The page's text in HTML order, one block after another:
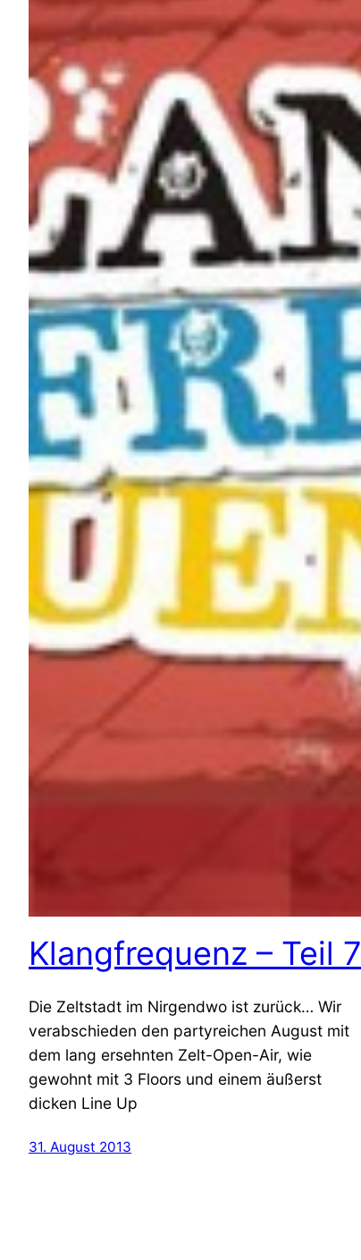
Klangfrequenz – Teil 7
Die Zeltstadt im Nirgendwo ist zurück… Wir
verabschieden den partyreichen August mit
dem lang ersehnten Zelt-Open-Air, wie
gewohnt mit 3 Floors und einem äußerst
dicken Line Up
31. August 2013